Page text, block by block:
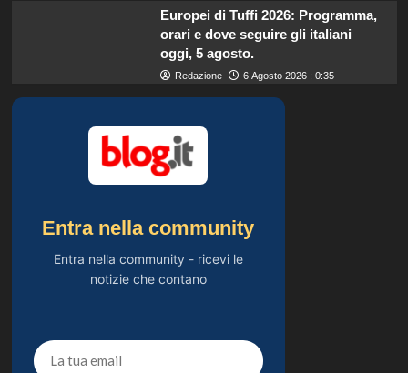
Europei di Tuffi 2026: Programma,
orari e dove seguire gli italiani
oggi, 5 agosto.
Redazione 6 Agosto 2026 : 0:35
Entra nella community
Entra nella community - ricevi le
notizie che contano